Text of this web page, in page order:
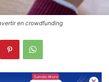
en crowdfunding